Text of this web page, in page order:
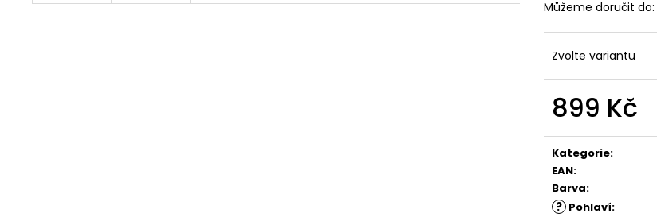
Můžeme doručit do:
Zvolte variantu
899 Kč
cena:
Kategorie:
EAN:
Barva:
? Pohlaví: